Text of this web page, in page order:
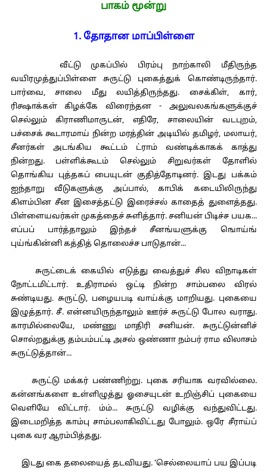
பாகம் மூன்று
1. தோதான மாப்பிள்ளை
வீட்டு முகப்பில் பிரம்பு நாற்காலி மீதிருந்த
வயிரமுத்துப்பிள்ளை சுருட்டு புகைத்துக் கொண்டிருந்தார்.
பார்வை, சாலை மீது லயித்திருந்தது. சைக்கிள், கார்,
ரிக்ஷாக்கள் கிழக்கே விரைந்தன - அலுவலகங்களுக்குச்
செல்லும் கிராணிமாருடன், எதிரே, சாலையின் வடபுறம்,
பச்சைக் கூடாரமாய் நின்ற மரத்தின் அடியில் தமிழர், மலாயர்,
சீனர்கள் அடங்கிய கூட்டம் ட்ராம் வண்டிக்காகக் காத்து
நின்றது. பள்ளிக்கூடம் செல்லும் சிறுவர்கள் தோளில்
தொங்கிய புத்தகப் பையுடன் குதித்தோடினர். இடது பக்கம்
ஐந்தாறு வீடுகளுக்கு அப்பால், காபிக் கடையிலிருந்து
கிளம்பின சீன இசைத்தட்டு இரைச்சல் காதைத் துளைத்தது.
பிள்ளையவர்கள் முகத்தைச் சுளித்தார். சனியன் பிடிச்ச பயக...
எப்பப் பார்த்தாலும் இந்தச் சீனங்யளுக்கு ஙொய்ங்
புய்ங்கின்னி கத்தித் தொலைச்ச பாடுதான்...
சுருட்டைக் கையில் எடுத்து வைத்துச் சில விநாடிகள்
நோட்டமிட்டார். உதிராமல் ஒட்டி நின்ற சாம்பலை விரல்
சுண்டியது. சுருட்டு, பழையபடி வாய்க்கு மாறியது. புகையை
இழுத்தார். சீ. என்னயிருந்தாலும் ஊர்ச் சுருட்டு போல வராது.
காரமில்லையே, மண்ணு மாதிரி சனியன். சுருட்டுன்னிச்
சொல்றதுக்கு தம்பம்பட்டி அசல் ஒண்ணா நம்பர் ராம விலாசம்
சுருட்டுத்தான்...
சுருட்டு மக்கர் பண்ணிற்று. புகை சரியாக வரவில்லை.
கன்னங்களை உள்ளிழுத்து ஓசையுடன் உறிஞ்சிப் புகையை
வெளியே விட்டார். ம்ம்... சுருட்டு வழிக்கு வந்துவிட்டது.
இடைமறித்த காம்பு சாம்பலாகிவிட்டது போலும். ஒரே சீராய்ப்
புகை வர ஆரம்பித்தது.
இடது கை தலையைத் தடவியது. ‘செல்லையாப் பய இப்படி